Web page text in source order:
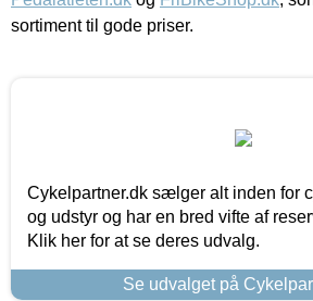
sortiment til gode priser.
Cykelpartner.dk sælger alt inden for
og udstyr og har en bred vifte af
Klik her for at se deres udvalg.
Se udvalget på